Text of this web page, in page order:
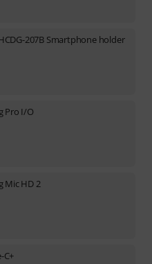
207B Smartphone holder
Pro I/O
Mic HD 2
C+